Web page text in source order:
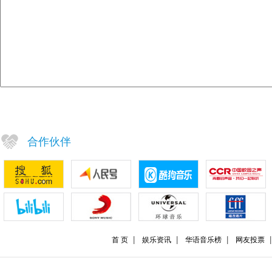
合作伙伴
首 页 娱乐资讯 华语音乐榜 网友投票